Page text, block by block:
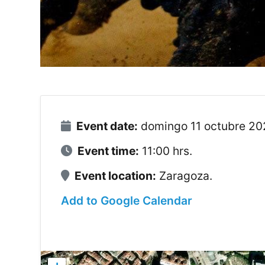
Event date: domingo 11 octubre
Event time: 11:00 hrs.
Event location: Zaragoza.
Add to Google Calendar